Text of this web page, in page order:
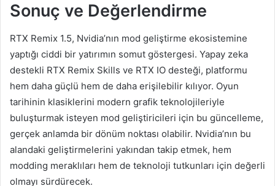
Sonuç ve Değerlendirme
RTX Remix 1.5, Nvidia’nın mod geliştirme ekosistemine
yaptığı ciddi bir yatırımın somut göstergesi. Yapay zeka
destekli RTX Remix Skills ve RTX IO desteği, platformu
hem daha güçlü hem de daha erişilebilir kılıyor. Oyun
tarihinin klasiklerini modern grafik teknolojileriyle
buluşturmak isteyen mod geliştiricileri için bu güncelleme,
gerçek anlamda bir dönüm noktası olabilir. Nvidia’nın bu
alandaki geliştirmelerini yakından takip etmek, hem
modding meraklıları hem de teknoloji tutkunları için değerli
olmayı sürdürecek.